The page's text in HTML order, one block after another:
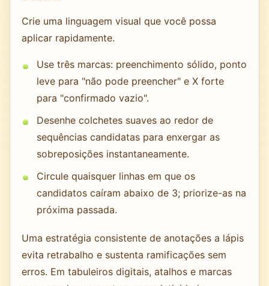
Crie uma linguagem visual que você possa
aplicar rapidamente.
Use três marcas: preenchimento sólido, ponto
leve para "não pode preencher" e X forte
para "confirmado vazio".
Desenhe colchetes suaves ao redor de
sequências candidatas para enxergar as
sobreposições instantaneamente.
Circule quaisquer linhas em que os
candidatos caíram abaixo de 3; priorize-as na
próxima passada.
Uma estratégia consistente de anotações a lápis
evita retrabalho e sustenta ramificações sem
erros. Em tabuleiros digitais, atalhos e marcas